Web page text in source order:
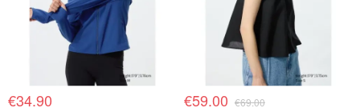
€34.90 €59.00 €69.00